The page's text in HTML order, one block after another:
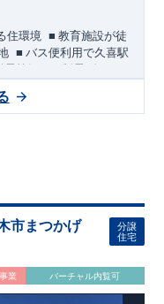
住環境 ​ ​■教育施設が徒
​ ​■バス便利用で久喜駅
ーガレージ
8分・保育園徒歩５
マルエツ 徒歩5分・ダ
市まつかげ
分譲
住宅
業 バーチャル内覧可